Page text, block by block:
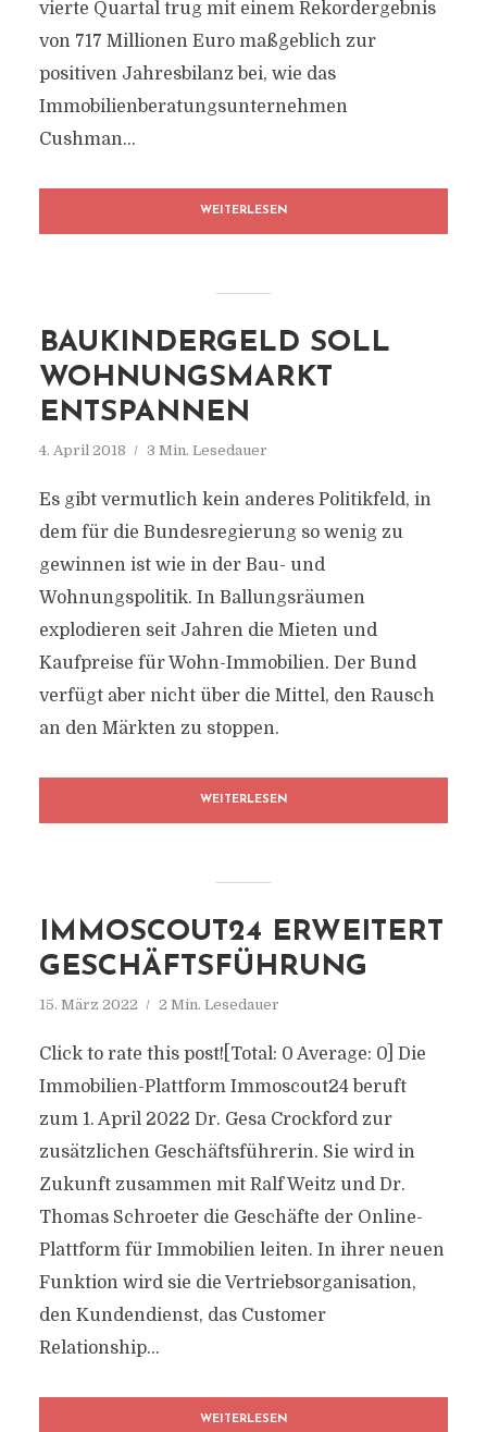
vierte Quartal trug mit einem Rekordergebnis
von 717 Millionen Euro maßgeblich zur
positiven Jahresbilanz bei, wie das
Immobilienberatungsunternehmen
Cushman...
WEITERLESEN
BAUKINDERGELD SOLL
WOHNUNGSMARKT
ENTSPANNEN
4. April 2018 3 Min. Lesedauer
Es gibt vermutlich kein anderes Politikfeld, in
dem für die Bundesregierung so wenig zu
gewinnen ist wie in der Bau- und
Wohnungspolitik. In Ballungsräumen
explodieren seit Jahren die Mieten und
Kaufpreise für Wohn-Immobilien. Der Bund
verfügt aber nicht über die Mittel, den Rausch
an den Märkten zu stoppen.
WEITERLESEN
IMMOSCOUT24 ERWEITERT
GESCHÄFTSFÜHRUNG
15. März 2022 2 Min. Lesedauer
Click to rate this post![Total: 0 Average: 0] Die
Immobilien-Plattform Immoscout24 beruft
zum 1. April 2022 Dr. Gesa Crockford zur
zusätzlichen Geschäftsführerin. Sie wird in
Zukunft zusammen mit Ralf Weitz und Dr.
Thomas Schroeter die Geschäfte der Online-
Plattform für Immobilien leiten. In ihrer neuen
Funktion wird sie die Vertriebsorganisation,
den Kundendienst, das Customer
Relationship...
WEITERLESEN